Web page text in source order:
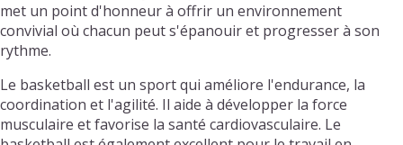
met un point d'honneur à offrir un environnement
convivial où chacun peut s'épanouir et progresser à son
rythme.
Le basketball est un sport qui améliore l'endurance, la
coordination et l'agilité. Il aide à développer la force
musculaire et favorise la santé cardiovasculaire. Le